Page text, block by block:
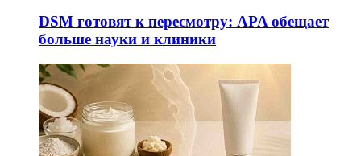
DSM готовят к пересмотру: APA обещает
больше науки и клиники